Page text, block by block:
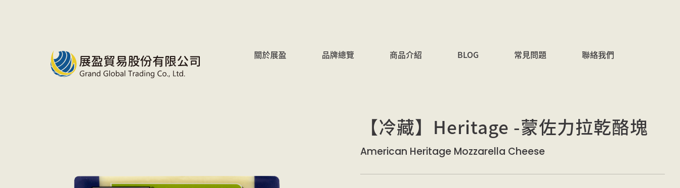
關於展盈 品牌總覽 商品介紹 BLOG 常見問題 聯絡我們
【冷藏】Heritage -蒙佐力拉乾酪塊
American Heritage Mozzarella Cheese